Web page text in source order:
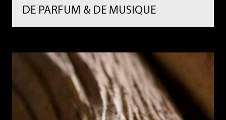
DE PARFUM & DE MUSIQUE